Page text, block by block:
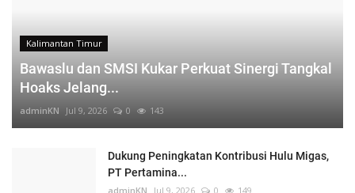
Kalimantan Timur
Bawaslu dan SMSI Kukar Perkuat Sinergi Tangkal
Hoaks Jelang...
adminKN Jul 9, 2026 0 143
Dukung Peningkatan Kontribusi Hulu Migas,
PT Pertamina...
adminKN Jul 9, 2026 0 149